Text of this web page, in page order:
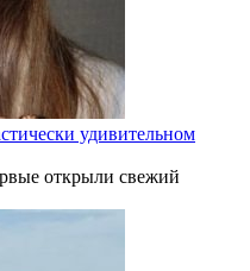
удивительном
открыли свежий